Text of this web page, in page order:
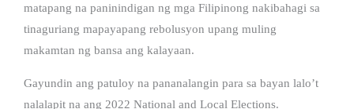
matapang na paninindigan ng mga Filipinong nakibahagi sa
tinaguriang mapayapang rebolusyon upang muling
makamtan ng bansa ang kalayaan.
Gayundin ang patuloy na pananalangin para sa bayan lalo’t
nalalapit na ang 2022 National and Local Elections.